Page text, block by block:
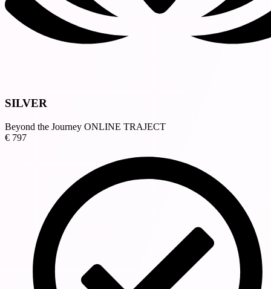
SILVER
Beyond the Journey ONLINE TRAJECT
€ 797